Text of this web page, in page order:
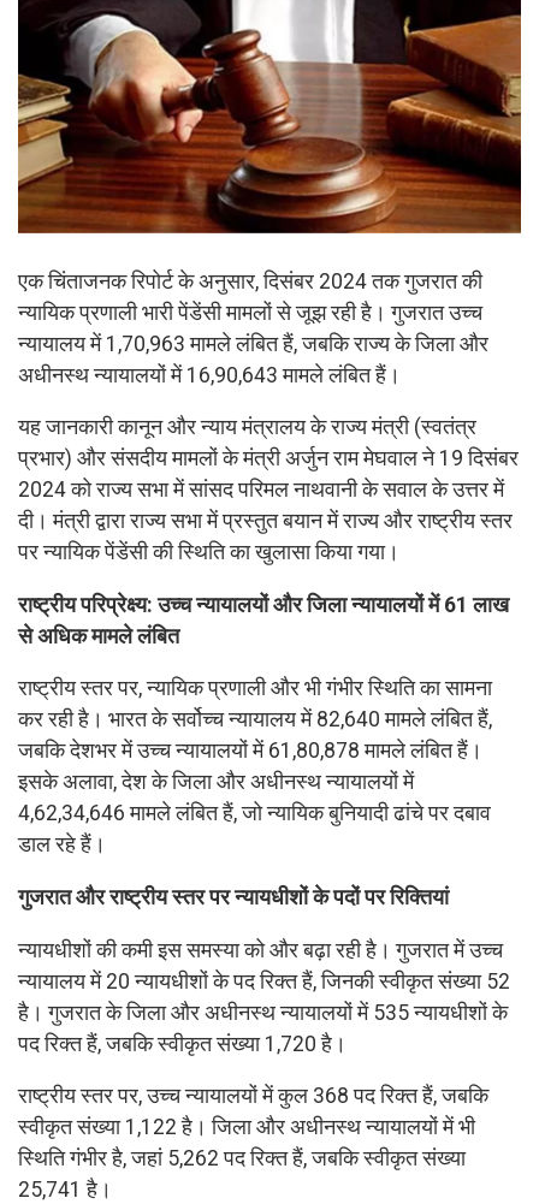
एक चिंताजनक रिपोर्ट के अनुसार, दिसंबर 2024 तक गुजरात की
न्यायिक प्रणाली भारी पेंडेंसी मामलों से जूझ रही है। गुजरात उच्च
न्यायालय में 1,70,963 मामले लंबित हैं, जबकि राज्य के जिला और
अधीनस्थ न्यायालयों में 16,90,643 मामले लंबित हैं।
यह जानकारी कानून और न्याय मंत्रालय के राज्य मंत्री (स्वतंत्र
प्रभार) और संसदीय मामलों के मंत्री अर्जुन राम मेघवाल ने 19 दिसंबर
2024 को राज्य सभा में सांसद परिमल नाथवानी के सवाल के उत्तर में
दी। मंत्री द्वारा राज्य सभा में प्रस्तुत बयान में राज्य और राष्ट्रीय स्तर
पर न्यायिक पेंडेंसी की स्थिति का खुलासा किया गया।
राष्ट्रीय परिप्रेक्ष्य: उच्च न्यायालयों और जिला न्यायालयों में 61 लाख
से अधिक मामले लंबित
राष्ट्रीय स्तर पर, न्यायिक प्रणाली और भी गंभीर स्थिति का सामना
कर रही है। भारत के सर्वोच्च न्यायालय में 82,640 मामले लंबित हैं,
जबकि देशभर में उच्च न्यायालयों में 61,80,878 मामले लंबित हैं।
इसके अलावा, देश के जिला और अधीनस्थ न्यायालयों में
4,62,34,646 मामले लंबित हैं, जो न्यायिक बुनियादी ढांचे पर दबाव
डाल रहे हैं।
गुजरात और राष्ट्रीय स्तर पर न्यायधीशों के पदों पर रिक्तियां
न्यायधीशों की कमी इस समस्या को और बढ़ा रही है। गुजरात में उच्च
न्यायालय में 20 न्यायधीशों के पद रिक्त हैं, जिनकी स्वीकृत संख्या 52
है। गुजरात के जिला और अधीनस्थ न्यायालयों में 535 न्यायधीशों के
पद रिक्त हैं, जबकि स्वीकृत संख्या 1,720 है।
राष्ट्रीय स्तर पर, उच्च न्यायालयों में कुल 368 पद रिक्त हैं, जबकि
स्वीकृत संख्या 1,122 है। जिला और अधीनस्थ न्यायालयों में भी
स्थिति गंभीर है, जहां 5,262 पद रिक्त हैं, जबकि स्वीकृत संख्या
25,741 है।